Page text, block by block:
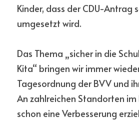
Kinder, dass der CDU-Antrag
umgesetzt wird.
Das Thema „sicher in die
Kita“ bringen wir immer
Tagesordnung der BVV und
An zahlreichen Standorten im
schon eine Verbesserung